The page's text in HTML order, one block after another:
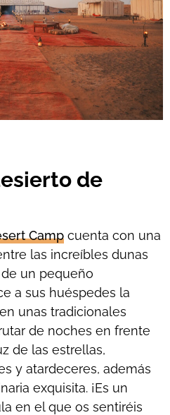
de
Camp cuenta con una
las increíbles dunas
un pequeño
a sus huéspedes la
unas tradicionales
de noches en frente
de las estrellas,
y atardeceres, además
exquisita. ¡Es un
en el que os sentiréis